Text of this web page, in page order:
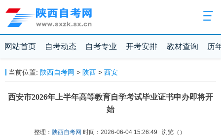
网站首页 自考动态 自考专业 开考安排 教材查询 历
当前位置: 陕西自考网 > 陕西> 西安
西安市2026年上半年高等教育自学考试毕业证书申办即将开
始
整理： 陕西自考网 时间：2026-06-04 15:26:49 浏览（ ）